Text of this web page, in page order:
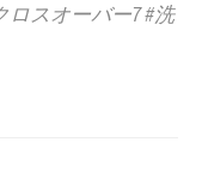
ロスオーバー7 #洗